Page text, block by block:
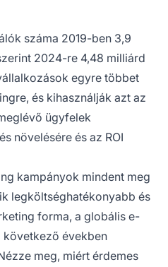
száma 2019-ben 3,9
2024-re 4,48 milliárd
egyre többet
és kihasználják azt az
ügyfelek
növelésére és az ROI
kampányok mindent meg
legköltséghatékonyabb és
forma, a globális e-
következő években
meg, miért érdemes